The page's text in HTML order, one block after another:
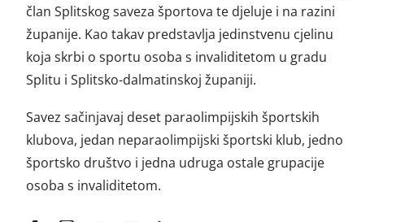
član Splitskog saveza športova te djeluje i na razini
županije. Kao takav predstavlja jedinstvenu cjelinu
koja skrbi o sportu osoba s invaliditetom u gradu
Splitu i Splitsko-dalmatinskoj županiji.
Savez sačinjavaj deset paraolimpijskih športskih
klubova, jedan neparaolimpijski športski klub, jedno
športsko društvo i jedna udruga ostale grupacije
osoba s invaliditetom.